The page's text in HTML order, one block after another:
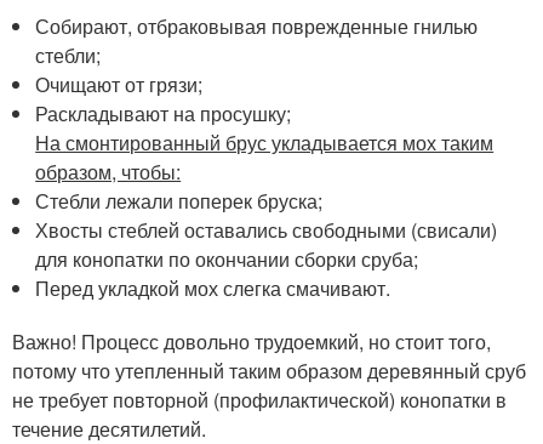
Собирают, отбраковывая поврежденные гнилью
стебли;
Очищают от грязи;
Раскладывают на просушку;
На смонтированный брус укладывается мох таким
образом, чтобы:
Стебли лежали поперек бруска;
Хвосты стеблей оставались свободными (свисали)
для конопатки по окончании сборки сруба;
Перед укладкой мох слегка смачивают.
Важно! Процесс довольно трудоемкий, но стоит того,
потому что утепленный таким образом деревянный сруб
не требует повторной (профилактической) конопатки в
течение десятилетий.